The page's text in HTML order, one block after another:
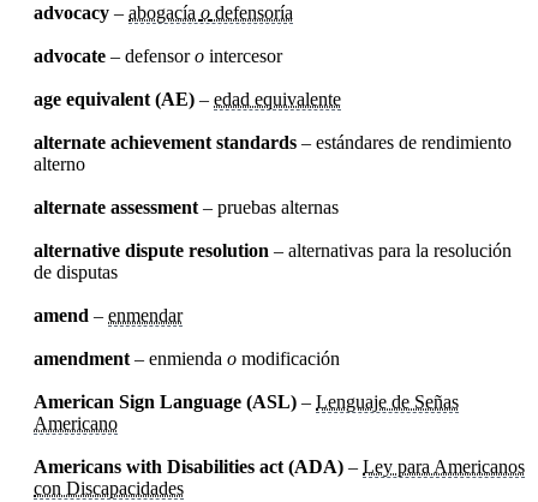
advocacy – abogacía o defensoría
advocate – defensoro intercesor
age equivalent (AE) – edad equivalente
alternate achievement standards – estándares de rendimiento
alterno
alternate assessment – pruebas alternas
alternative dispute resolution – alternativas para la resolución
de disputas
amend – enmendar
amendment – enmienda o modificación
American Sign Language (ASL) – Lenguaje de Señas
Americano
Americans with Disabilities act (ADA) – Ley para Americanos
con Discapacidades